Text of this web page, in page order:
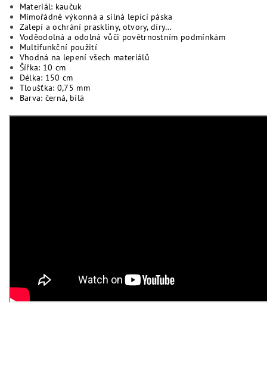
Materiál: kaučuk
Mimořádně výkonná a silná lepící páska
Zalepí a ochrání praskliny, otvory, díry…
Voděodolná a odolná vůči povětrnostním podmínkám
Multifunkční použití
Vhodná na lepení všech materiálů
Šířka: 10 cm
Délka: 150 cm
Tloušťka: 0,75 mm
Barva: černá, bílá